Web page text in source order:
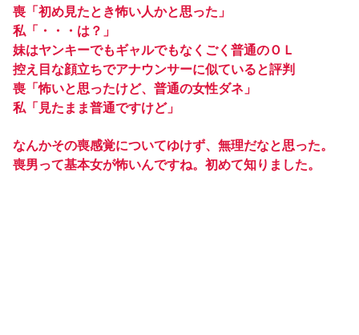
喪「初め見たとき怖い人かと思った」
私「・・・は？」
妹はヤンキーでもギャルでもなくごく普通のＯＬ
控え目な顔立ちでアナウンサーに似ていると評判
喪「怖いと思ったけど、普通の女性ダネ」
私「見たまま普通ですけど」
なんかその喪感覚についてゆけず、無理だなと思った。
喪男って基本女が怖いんですね。初めて知りました。